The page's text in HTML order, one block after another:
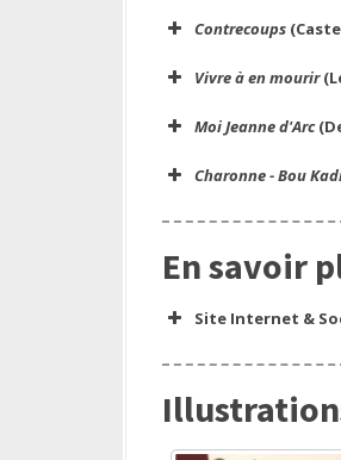
Contrecoups
Vivre à en mourir
Moi Jeanne d'Arc
Charonne - Bou
En savoir
Site Internet &